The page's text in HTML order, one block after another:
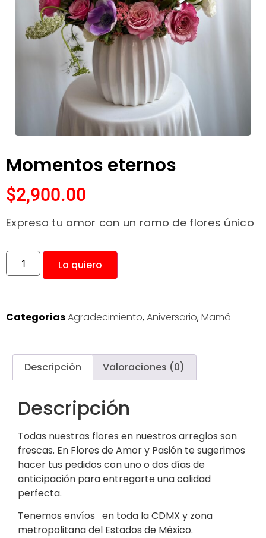
Momentos eternos
$2,900.00
Expresa tu amor con un ramo de flores único
Lo quiero
CategoríasAgradecimiento,Aniversario,Mamá
Descripción Valoraciones (0)
Descripción
Todas nuestras flores en nuestros arreglos son
frescas. En Flores de Amor y Pasión te sugerimos
hacer tus pedidos con uno o dos días de
anticipación para entregarte una calidad
perfecta.
Tenemos envíos en toda la CDMX y zona
metropolitana del Estados de México.